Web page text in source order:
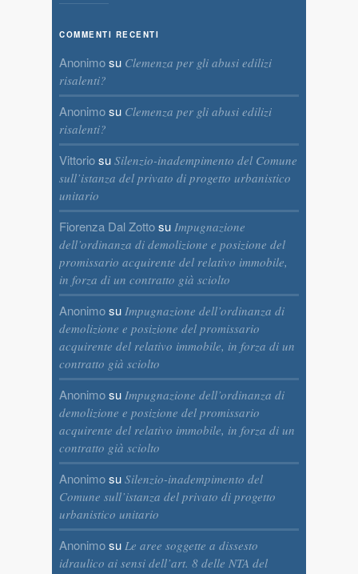
COMMENTI RECENTI
Anonimosu Clemenza per gli abusi edilizi
risalenti?
Anonimosu Clemenza per gli abusi edilizi
risalenti?
Vittoriosu Silenzio-inadempimento del Comune
sull’istanza del privato di progetto urbanistico
unitario
Fiorenza Dal Zottosu Impugnazione
dell’ordinanza di demolizione e posizione del
promissario acquirente del relativo immobile,
in forza di un contratto già sciolto
Anonimosu Impugnazione dell’ordinanza di
demolizione e posizione del promissario
acquirente del relativo immobile, in forza di un
contratto già sciolto
Anonimosu Impugnazione dell’ordinanza di
demolizione e posizione del promissario
acquirente del relativo immobile, in forza di un
contratto già sciolto
Anonimosu Silenzio-inadempimento del
Comune sull’istanza del privato di progetto
urbanistico unitario
Anonimosu Le aree soggette a dissesto
idraulico ai sensi dell’art. 8 delle NTA del